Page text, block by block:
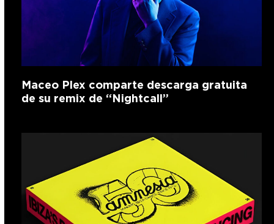
Maceo Plex comparte descarga gratuita
de su remix de “Nightcall”